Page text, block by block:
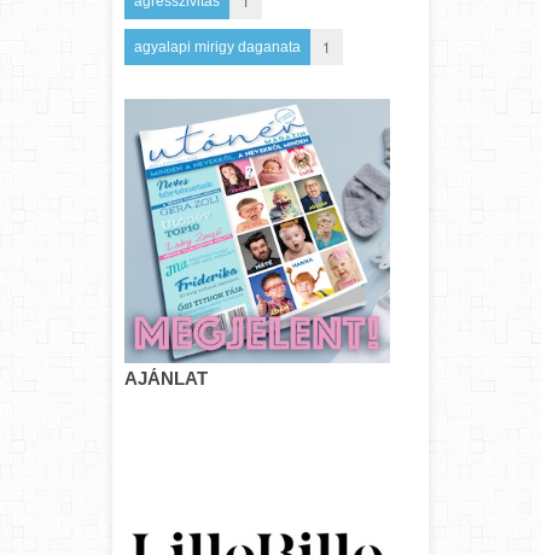
agyalapi mirigy daganata 1
AJÁNLAT